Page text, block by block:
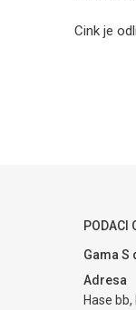
Cink je
PODACI
Gama S
Adresa
Hase bb,